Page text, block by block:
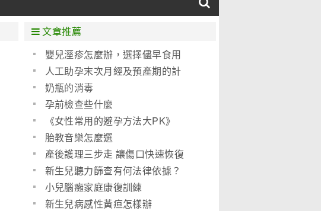
肝病
泌尿科
心血管
文章推薦
嬰兒溼疹怎麼辦，選擇儘早食用
聖 元優博
人工助孕末次月經及預產期的計
算方法
奶瓶的消毒
孕前檢查些什麼
《女性常用的避孕方法大PK》
(圖)胎教音樂怎麼選
產後護理三步走 讓傷口快速恢復
新生兒聽力篩查有何法律依據？
小兒腦癱家庭康復訓練
新生兒病感性黃疸怎樣辦